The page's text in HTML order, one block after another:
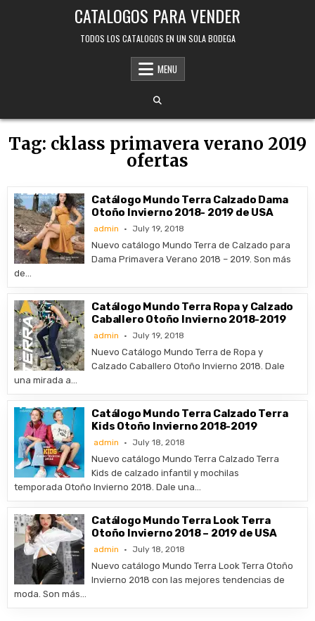
CATALOGOS PARA VENDER
TODOS LOS CATALOGOS EN UN SOLA BODEGA
MENU
Tag: cklass primavera verano 2019
ofertas
Catálogo Mundo Terra Calzado Dama
Otoño Invierno 2018- 2019 de USA
admin July 19, 2018
Nuevo catálogo Mundo Terra de Calzado para
Dama Primavera Verano 2018 – 2019. Son más
de…
Catálogo Mundo Terra Ropa y Calzado
Caballero Otoño Invierno 2018-2019
admin July 19, 2018
Nuevo Catálogo Mundo Terra de Ropa y
Calzado Caballero Otoño Invierno 2018. Dale
una mirada a…
Catálogo Mundo Terra Calzado Terra
Kids Otoño Invierno 2018-2019
admin July 18, 2018
Nuevo catálogo Mundo Terra Calzado Terra
Kids de calzado infantil y mochilas
temporada Otoño Invierno 2018. Dale una…
Catálogo Mundo Terra Look Terra
Otoño Invierno 2018 – 2019 de USA
admin July 18, 2018
Nuevo catálogo Mundo Terra Look Terra Otoño
Invierno 2018 con las mejores tendencias de
moda. Son más…